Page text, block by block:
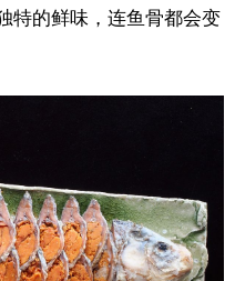
特的鲜味，连鱼骨都会变